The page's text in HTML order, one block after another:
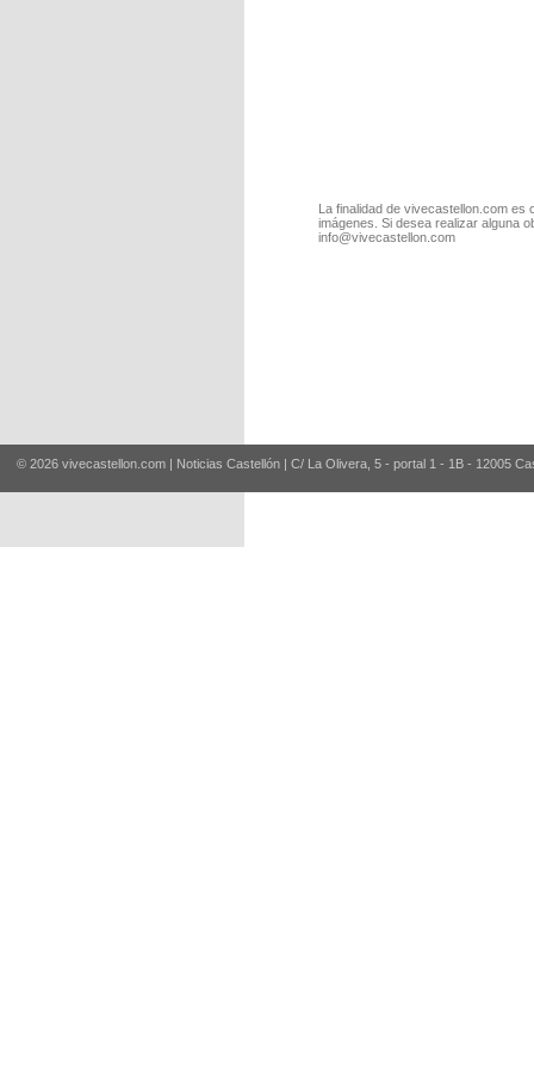
La finalidad de vivecastellon.com
imágenes. Si desea realizar alguna
info@vivecastellon.com
© 2026 vivecastellon.com | Noticias Castellón | C/ La Olivera, 5 - portal 1 - 1B - 12005